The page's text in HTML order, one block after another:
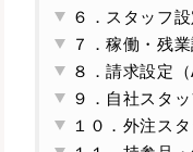
６．スタッフ
７．稼働・残
８．請求設定（
９．自社スタ
１０．外注ス